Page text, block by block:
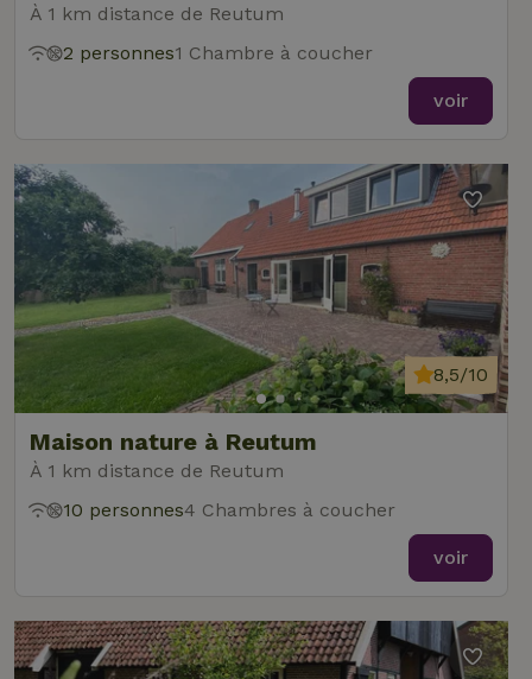
À 1 km distance de Reutum
2 personnes1 Chambre à coucher
voir
Maison nature à Reutum
À 1 km distance de Reutum
8,5/10
10 personnes4 Chambres à coucher
voir